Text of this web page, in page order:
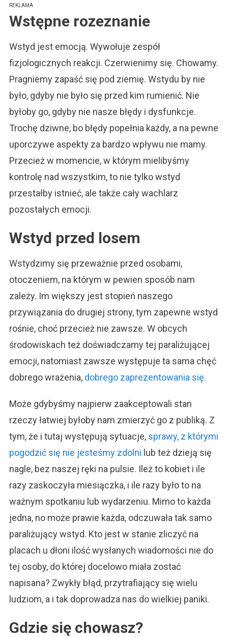
REKLAMA
Wstępne rozeznanie
Wstyd jest emocją. Wywołuje zespół
fizjologicznych reakcji. Czerwienimy się. Chowamy.
Pragniemy zapaść się pod ziemię. Wstydu by nie
było, gdyby nie było się przed kim rumienić. Nie
byłoby go, gdyby nie nasze błędy i dysfunkcje.
Trochę dziwne, bo błędy popełnia każdy, a na pewne
uporczywe aspekty za bardzo wpływu nie mamy.
Przecież w momencie, w którym mielibyśmy
kontrolę nad wszystkim, to nie tylko wstyd
przestałby istnieć, ale także cały wachlarz
pozostałych emocji.
Wstyd przed losem
Wstydzimy się przeważnie przed osobami,
otoczeniem, na którym w pewien sposób nam
zależy. Im większy jest stopień naszego
przywiązania do drugiej strony, tym zapewne wstyd
rośnie, choć przecież nie zawsze. W obcych
środowiskach też doświadczamy tej paraliżującej
emocji, natomiast zawsze występuje ta sama chęć
dobrego wrażenia, dobrego zaprezentowania się.
Może gdybyśmy najpierw zaakceptowali stan
rzeczy łatwiej byłoby nam zmierzyć go z publiką. Z
tym, że i tutaj występują sytuacje, sprawy, z którymi
pogodzić się nie jesteśmy zdolni lub też dzieją się
nagle, bez naszej ręki na pulsie. Ileż to kobiet i ile
razy zaskoczyła miesiączka, i ile razy było to na
ważnym spotkaniu lub wydarzeniu. Mimo to każda
jedna, no może prawie każda, odczuwała tak samo
paraliżujący wstyd. Kto jest w stanie zliczyć na
placach u dłoni ilość wysłanych wiadomości nie do
tej osoby, do której docelowo miała zostać
napisana? Zwykły błąd, przytrafiający się wielu
ludziom, a i tak doprowadza nas do wielkiej paniki.
Gdzie się chowasz?